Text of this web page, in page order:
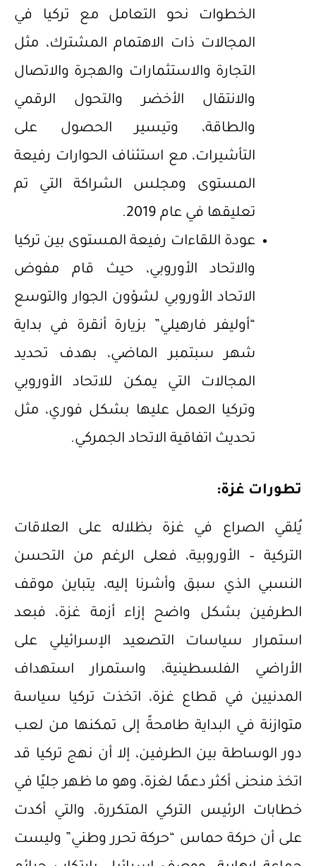
الخطوات نحو التعامل مع تركيا في
المجالات ذات الاهتمام المشترك، مثل
التجارة والاستثمارات والهجرة والاتصال
والانتقال الأخضر والتحول الرقمي
والطاقة، وتيسير الحصول على
التأشيرات، مع استئناف الحوارات رفيعة
المستوى ومجلس الشراكة التي تم
تعليقها في عام 2019.
عودة اللقاءات رفيعة المستوى بين تركيا
والاتحاد الأوروبي، حيث قام مفوض
الاتحاد الأوروبي لشؤون الجوار والتوسع
“أوليفر فارهيلي” بزيارة أنقرة في بداية
شهر سبتمبر الماضي، بهدف تحديد
المجالات التي يمكن للاتحاد الأوروبي
وتركيا العمل عليها بشكل فوري، مثل
تحديث اتفاقية الاتحاد الجمركي.
تطورات غزة:
يُلقي الصراع في غزة بظلاله على العلاقات
التركية – الأوروبية، فعلى الرغم من التحسن
النسبي الذي سبق وأشرنا إليه، يتباين موقف
الطرفين بشكل واضح إزاء أزمة غزة، فبعد
استمرار سياسات التصعيد الإسرائيلي على
الأراضي الفلسطينية، واستمرار استهداف
المدنيين في قطاع غزة، اتخذت تركيا سياسة
متوازنة في البداية طامحةً إلى تمكنها من لعب
دور الوساطة بين الطرفين، إلا أن نهج تركيا قد
اتخذ منحنى أكثر دعمًا لغزة، وهو ما ظهر جليًا في
خطابات الرئيس التركي المتكررة، والتي أكدت
على أن حركة حماس “حركة تحرر وطني” وليست